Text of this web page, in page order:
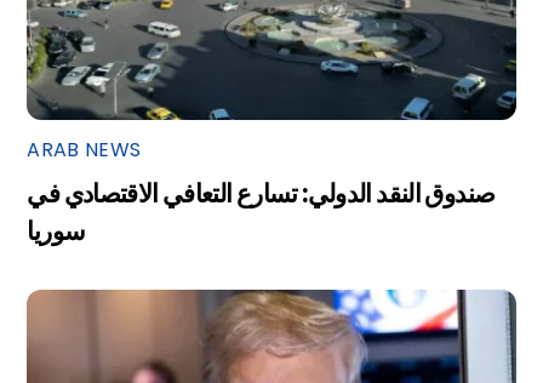
ARAB NEWS
صندوق النقد الدولي: تسارع التعافي الاقتصادي في
سوريا